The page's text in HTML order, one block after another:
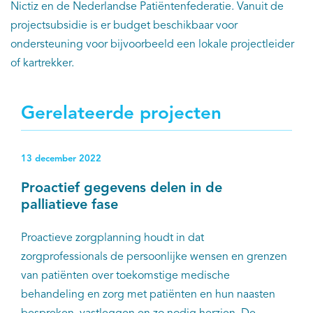
Nictiz en de Nederlandse Patiëntenfederatie. Vanuit de
projectsubsidie is er budget beschikbaar voor
ondersteuning voor bijvoorbeeld een lokale projectleider
of kartrekker.
Gerelateerde projecten
13 december 2022
Proactief gegevens delen in de
palliatieve fase
Proactieve zorgplanning houdt in dat
zorgprofessionals de persoonlijke wensen en grenzen
van patiënten over toekomstige medische
behandeling en zorg met patiënten en hun naasten